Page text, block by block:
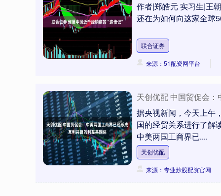
作者|郑皓元 实习生|王
还在为如何向这家全球
联合证券
来源：51配资网平台
天创优配 中国贸促会
据央视新闻，今天上午
国的经贸关系进行了解
中美两国工商界已....
天创优配
来源：专业炒股配资官网
深证成指 14110.12 -34.08 -